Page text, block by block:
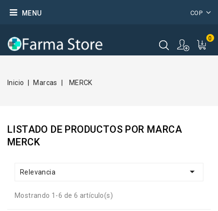
COP
MENU
0
Inicio Marcas MERCK
LISTADO DE PRODUCTOS POR MARCA
MERCK
Relevancia 
Mostrando 1-6 de 6 artículo(s)